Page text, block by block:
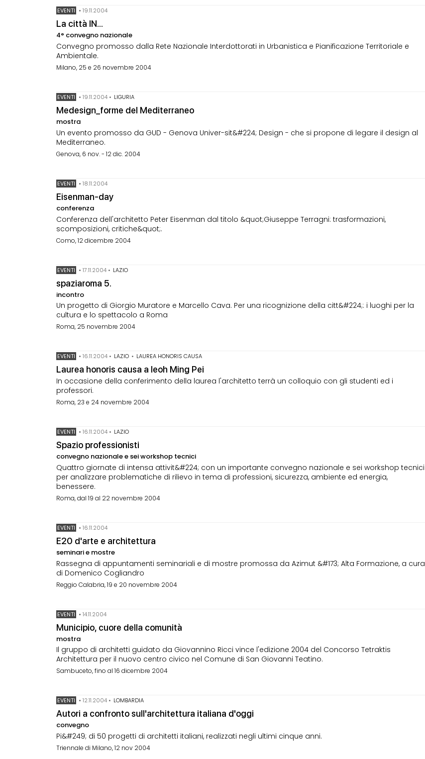
EVENTI •19.11.2004
La città IN...
4° convegno nazionale
Convegno promosso dalla Rete Nazionale Interdottorati in Urbanistica e Pianificazione Territoriale e
Ambientale.
Milano, 25 e 26 novembre 2004
EVENTI •19.11.2004 • LIGURIA
Medesign_forme del Mediterraneo
mostra
Un evento promosso da GUD - Genova Univer-sit&#224; Design - che si propone di legare il design al
Mediterraneo.
Genova, 6 nov. - 12 dic. 2004
EVENTI •18.11.2004
Eisenman-day
conferenza
Conferenza dell'architetto Peter Eisenman dal titolo &quot;Giuseppe Terragni: trasformazioni,
scomposizioni, critiche&quot;.
Como, 12 dicembre 2004
EVENTI •17.11.2004 • LAZIO
spaziaroma 5.
incontro
Un progetto di Giorgio Muratore e Marcello Cava. Per una ricognizione della citt&#224;: i luoghi per la
cultura e lo spettacolo a Roma
Roma, 25 novembre 2004
EVENTI •16.11.2004 • LAZIO • LAUREA HONORIS CAUSA
Laurea honoris causa a Ieoh Ming Pei
In occasione della conferimento della laurea l'architetto terrà un colloquio con gli studenti ed i
professori.
Roma, 23 e 24 novembre 2004
EVENTI •16.11.2004 • LAZIO
Spazio professionisti
convegno nazionale e sei workshop tecnici
Quattro giornate di intensa attivit&#224; con un importante convegno nazionale e sei workshop tecnici
per analizzare problematiche di rilievo in tema di professioni, sicurezza, ambiente ed energia,
benessere.
Roma, dal 19 al 22 novembre 2004
EVENTI •16.11.2004
E20 d'arte e architettura
seminari e mostre
Rassegna di appuntamenti seminariali e di mostre promossa da Azimut &#173; Alta Formazione, a cura
di Domenico Cogliandro
Reggio Calabria, 19 e 20 novembre 2004
EVENTI •14.11.2004
Municipio, cuore della comunità
mostra
Il gruppo di architetti guidato da Giovannino Ricci vince l'edizione 2004 del Concorso Tetraktis
Architettura per il nuovo centro civico nel Comune di San Giovanni Teatino.
Sambuceto, fino al 16 dicembre 2004
EVENTI •12.11.2004 • LOMBARDIA
Autori a confronto sull'architettura italiana d'oggi
convegno
Pi&#249; di 50 progetti di architetti italiani, realizzati negli ultimi cinque anni.
Triennale di Milano, 12 nov 2004